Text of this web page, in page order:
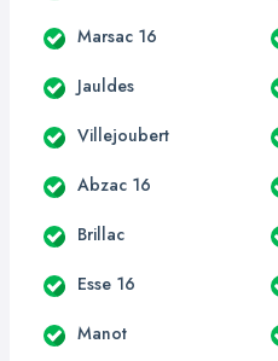
Marsac 16
Jauldes
Villejoubert
Abzac 16
Brillac
Esse 16
Manot